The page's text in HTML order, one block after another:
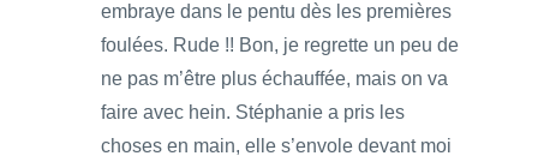
embraye dans le pentu dès les premières
foulées. Rude !! Bon, je regrette un peu de
ne pas m’être plus échauffée, mais on va
faire avec hein. Stéphanie a pris les
choses en main, elle s’envole devant moi